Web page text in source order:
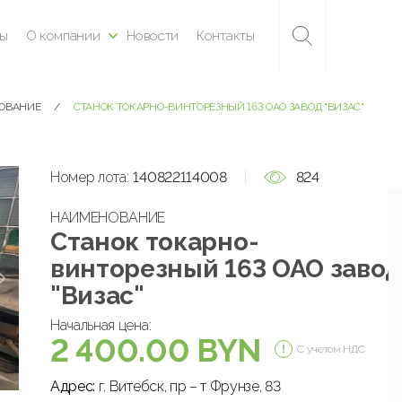
О компании Новости Контакты
СТАНОК ТОКАРНО-ВИНТОРЕЗНЫЙ 163 ОАО ЗАВОД "ВИЗАС"
Номер лота: 140822114008 824
НАИМЕНОВАНИЕ
Станок токарно-
винторезный 163 ОАО завод
"Визас"
Начальная цена:
2 400.00 BYN С учетом НДС
Адрес: г. Витебск, пр – т Фрунзе, 83